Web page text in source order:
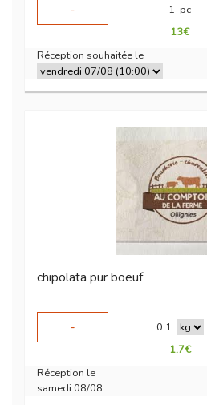
-
1 pc
13€
Réception souhaitée le
chipolata pur boeuf
-
0.1
1.7€
Réception le
samedi 08/08